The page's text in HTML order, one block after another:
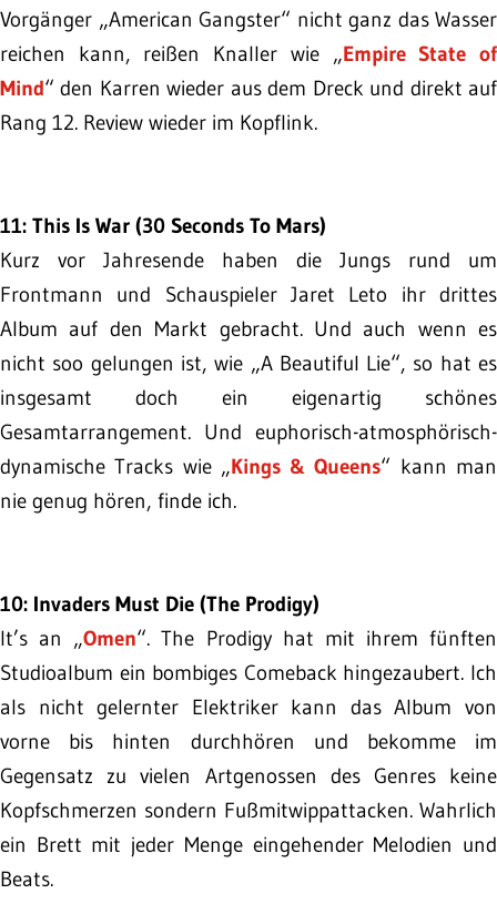
Vorgänger „American Gangster“ nicht ganz das Wasser
reichen kann, reißen Knaller wie „Empire State of
Mind“ den Karren wieder aus dem Dreck und direkt auf
Rang 12. Review wieder im Kopflink.
11: This Is War (30 Seconds To Mars)
Kurz vor Jahresende haben die Jungs rund um
Frontmann und Schauspieler Jaret Leto ihr drittes
Album auf den Markt gebracht. Und auch wenn es
nicht soo gelungen ist, wie „A Beautiful Lie“, so hat es
insgesamt doch ein eigenartig schönes
Gesamtarrangement. Und euphorisch-atmosphörisch-
dynamische Tracks wie „Kings & Queens“ kann man
nie genug hören, finde ich.
10: Invaders Must Die (The Prodigy)
It’s an „Omen“. The Prodigy hat mit ihrem fünften
Studioalbum ein bombiges Comeback hingezaubert. Ich
als nicht gelernter Elektriker kann das Album von
vorne bis hinten durchhören und bekomme im
Gegensatz zu vielen Artgenossen des Genres keine
Kopfschmerzen sondern Fußmitwippattacken. Wahrlich
ein Brett mit jeder Menge eingehender Melodien und
Beats.